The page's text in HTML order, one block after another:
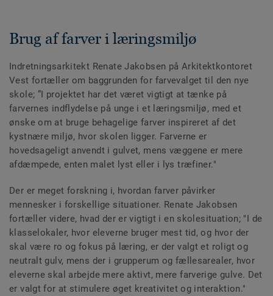
Brug af farver i læringsmiljø
Indretningsarkitekt Renate Jakobsen på Arkitektkontoret
Vest fortæller om baggrunden for farvevalget til den nye
skole; ”I projektet har det været vigtigt at tænke på
farvernes indflydelse på unge i et læringsmiljø, med et
ønske om at bruge behagelige farver inspireret af det
kystnære miljø, hvor skolen ligger. Farverne er
hovedsageligt anvendt i gulvet, mens væggene er mere
afdæmpede, enten malet lyst eller i lys træfiner."
Der er meget forskning i, hvordan farver påvirker
mennesker i forskellige situationer. Renate Jakobsen
fortæller videre, hvad der er vigtigt i en skolesituation; "I de
klasselokaler, hvor eleverne bruger mest tid, og hvor der
skal være ro og fokus på læring, er der valgt et roligt og
neutralt gulv, mens der i grupperum og fællesarealer, hvor
eleverne skal arbejde mere aktivt, mere farverige gulve. Det
er valgt for at stimulere øget kreativitet og interaktion."